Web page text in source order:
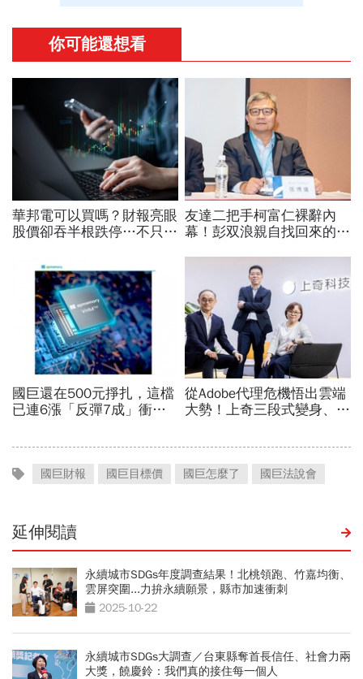
國巨財報 國巨目標價 國巨怎麼了 國巨法說會
延伸閱讀
永續城市SDGs年度調查結果！北桃領跑、竹嘉均衡、
雲屏突圍...力拚永續願景，縣市加速衝刺
2025-10-22
永續城市SDGs大調查／台東縣奪首長信任、社會力兩
大獎，饒慶鈴：我們真的接住每一個人